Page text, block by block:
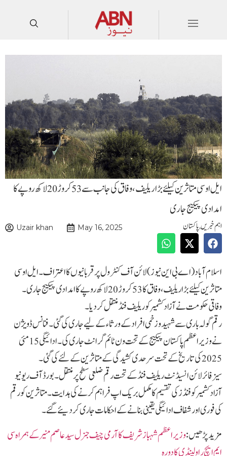
ایل او سی متاثرین کیلئے بڑا ریلیف،وفاق کی جانب سے 53 کروڑ 20 لاکھ روپے کا
امدادی پیکیج جاری
اہم خبریں,پاکستان Uzair khan May 16, 2025
اسلام آباد ( اے بی این نیوز )لائن آف کنٹرول پر قربانیوں کا اعتراف۔ ایل او سی
متاثرین کیلئے بڑا ریلیف،وفاق کا 53 کروڑ 20 لاکھ روپے کا امدادی پیکیج جاری۔
وفاقی حکومت نے آزاد کشمیر کو ریلیف فنڈ منتقل کر دیا۔
رقم گولہ باری سے شہید و زخمی افراد کے ورثاء کے لیے جاری کی گئی۔ فنانس ڈویژن
نے وزیراعظم پاکستان پیکیج کے تحت ون ٹائم گرانٹ جاری کی۔ ادائیگی 15 مئی
2025 کی تاریخ کے تحت سرحدی کشیدگی کے متاثرین کے لئے کی گئی۔
سیز فائر لائن انسیڈنٹ ریلیف فنڈ کے تحت رقم ضلعی سطح پر منتقل۔ بورڈ آف ریونیو
آزاد کشمیر کو فنڈز کی تقسیم کا مکمل بریک اپ فراہم کرنے کی ہدایت۔ متاثرین کو رقم
کی فوری اور شفاف ادائیگی یقینی بنانے کے احکامات جاری کر دیئے گئے۔
مزید پڑھیں :وزیراعظم شہبازشریف کا آرمی چیف جنرل سید عاصم منیر کے ہمراہ سی
ایم ایچ ر اولپنڈی کا دورہ